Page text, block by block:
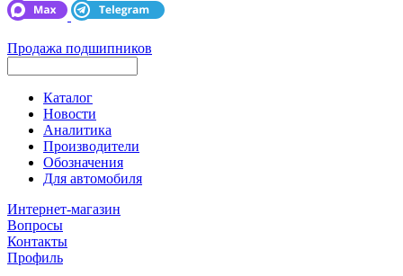
Продажа подшипников
Каталог
Новости
Аналитика
Производители
Обозначения
Для автомобиля
Интернет-магазин
Вопросы
Контакты
Профиль